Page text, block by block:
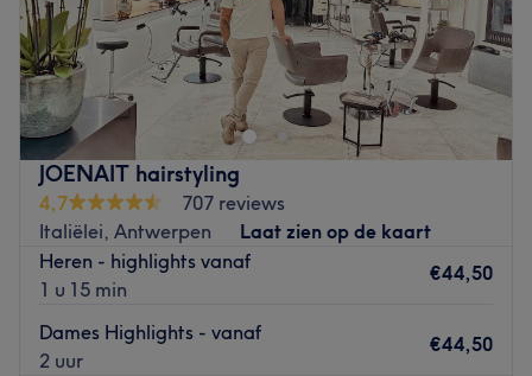
Onze salon bevindt zich op de Plantin en Moretuslei,
centraal gelegen in Antwerpen. We zijn makkelijk
bereikbaar met het openbaar vervoer en er is voldoende
parkeergelegenheid in de buurt. De salon ligt op
wandelafstand van het station Antwerpen-Berchem en
dicht bij verschillende bushaltes en tramhaltes. Dankzij
onze centrale ligging zijn we vlot bereikbaar, zowel
vanuit het centrum van Antwerpen als vanuit de
omliggende gemeenten.
JOENAIT hairstyling
4,7
707 reviews
Italiëlei, Antwerpen
Laat zien op de kaart
Heren - highlights vanaf
1 u 15 min
€44,50
Dames Highlights - vanaf
2 uur
€44,50